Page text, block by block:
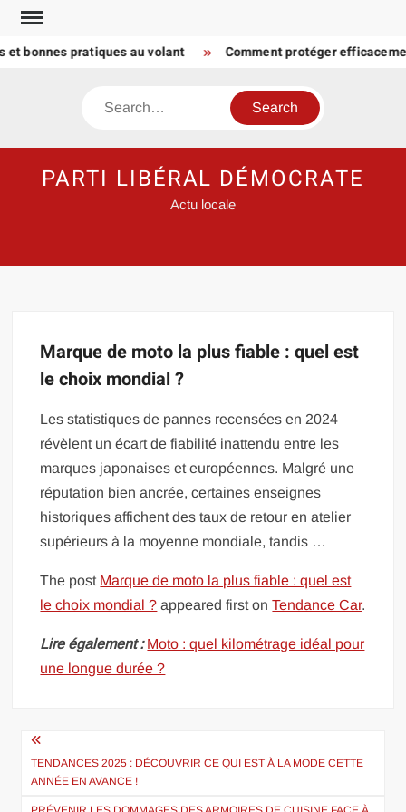
Skip
content
et bonnes pratiques au volant Comment protéger
Search
PARTI LIBÉRAL DÉMOCRATE
Actu locale
Marque de moto la plus fiable : quel est
le choix mondial ?
Les statistiques de pannes recensées en 2024
révèlent un écart de fiabilité inattendu entre les
marques japonaises et européennes. Malgré une
réputation bien ancrée, certaines enseignes
historiques affichent des taux de retour en atelier
supérieurs à la moyenne mondiale, tandis …
The post Marque de moto la plus fiable : quel est
le choix mondial ? appeared first onTendance Car.
Lire également : Moto : quel kilométrage idéal pour
une longue durée ?
Navigation
de
l’article
TENDANCES 2025 : DÉCOUVRIR CE QUI EST À LA MODE CETTE
ANNÉE EN AVANCE !